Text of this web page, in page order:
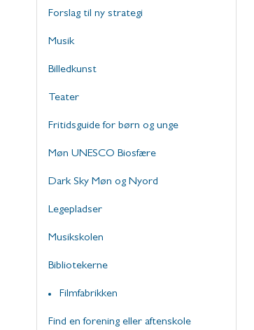
Forslag til ny strategi
Musik
Billedkunst
Teater
Fritidsguide for børn og unge
Møn UNESCO Biosfære
Dark Sky Møn og Nyord
Legepladser
Musikskolen
Bibliotekerne
Filmfabrikken
Find en forening eller aftenskole